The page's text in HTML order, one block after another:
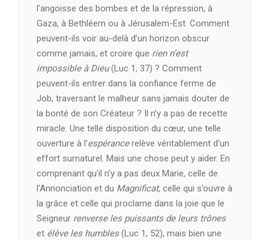
l’angoisse des bombes et de la répression, à
Gaza, à Bethléem ou à Jérusalem-Est. Comment
peuvent-ils voir au-delà d’un horizon obscur
comme jamais, et croire que rien n’est
impossible à Dieu(Luc 1, 37) ? Comment
peuvent-ils entrer dans la confiance ferme de
Job, traversant le malheur sans jamais douter de
la bonté de son Créateur ? Il n’y a pas de recette
miracle. Une telle disposition du cœur, une telle
ouverture à l’espérancerelève véritablement d’un
effort surnaturel. Mais une chose peut y aider. En
comprenant qu’il n’y a pas deux Marie, celle de
l’Annonciation et du Magnificat, celle qui s’ouvre à
la grâce et celle qui proclame dans la joie que le
Seigneur renverse les puissants de leurs trônes
et élève les humbles(Luc 1, 52), mais bien une